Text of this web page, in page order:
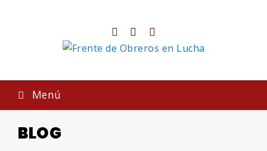
TwitterFacebook
Menú
BLOG